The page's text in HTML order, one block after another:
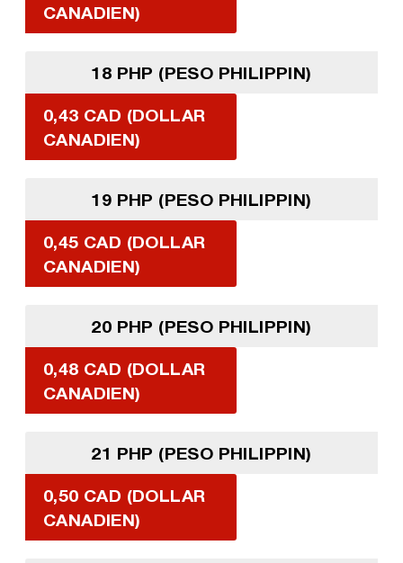
CANADIEN)
18 PHP (PESO PHILIPPIN)
0,43 CAD (DOLLAR
CANADIEN)
19 PHP (PESO PHILIPPIN)
0,45 CAD (DOLLAR
CANADIEN)
20 PHP (PESO PHILIPPIN)
0,48 CAD (DOLLAR
CANADIEN)
21 PHP (PESO PHILIPPIN)
0,50 CAD (DOLLAR
CANADIEN)